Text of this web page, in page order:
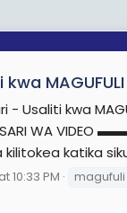
kwa
- Usaliti kwa
WA
kilitokea katika
10:33 PM magufuli